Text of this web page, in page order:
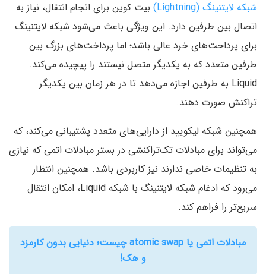
شبکه لایتنینگ (Lightning)
بیت کوین برای انجام انتقال، نیاز به
اتصال بین طرفین دارد. این ویژگی باعث می‌شود شبکه لایتنینگ
برای پرداخت‌های خرد عالی باشد؛ اما پرداخت‌های بزرگ بین
طرفین متعدد که به یکدیگر متصل نیستند را پیچیده می‌کند.
Liquid به طرفین اجازه می‌دهد تا در هر زمان بین یکدیگر
تراکنش صورت دهند.
همچنین شبکه لیکویید از دارایی‌های متعدد پشتیبانی می‌کند، که
می‌تواند برای مبادلات تک‌تراکنشی در بستر مبادلات اتمی که نیازی
به تنظیمات خاصی ندارند نیز کاربردی باشد. همچنین انتظار
می‌رود که ادغام شبکه لایتنینگ با شبکه Liquid، امکان انتقال
سریع‌تر را فراهم کند.
مبادلات اتمی یا atomic swap چیست؛ دنیایی بدون کارمزد
و هک!